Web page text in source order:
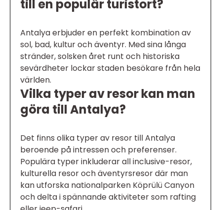
till en populär turistort?
Antalya erbjuder en perfekt kombination av
sol, bad, kultur och äventyr. Med sina långa
stränder, solsken året runt och historiska
sevärdheter lockar staden besökare från hela
världen.
Vilka typer av resor kan man
göra till Antalya?
Det finns olika typer av resor till Antalya
beroende på intressen och preferenser.
Populära typer inkluderar all inclusive-resor,
kulturella resor och äventyrsresor där man
kan utforska nationalparken Köprülü Canyon
och delta i spännande aktiviteter som rafting